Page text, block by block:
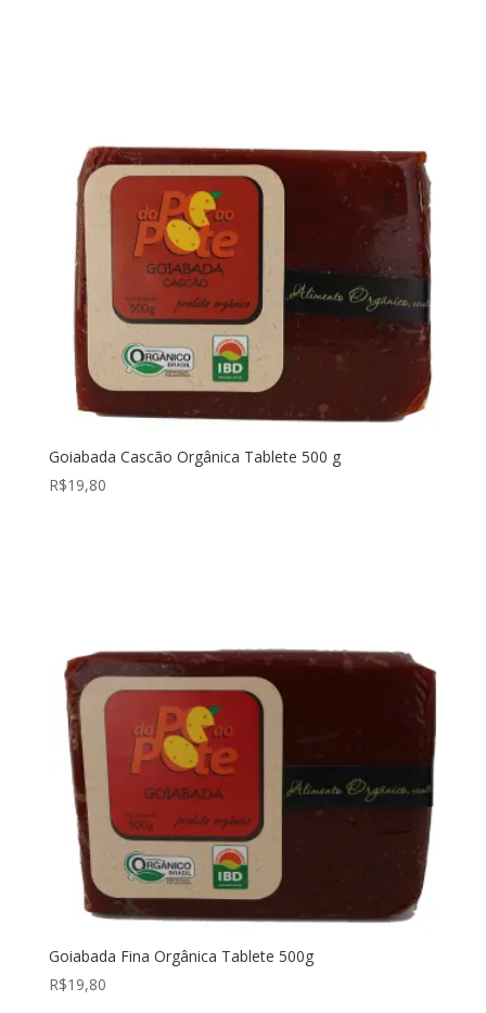
Goiabada Cascão Orgânica Tablete 500 g
R$19,80
Goiabada Fina Orgânica Tablete 500g
R$19,80